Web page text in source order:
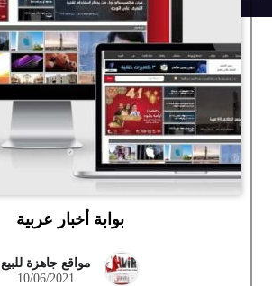
بوابة أخبار عربية
مواقع جاهزة للبيع
10/06/2021